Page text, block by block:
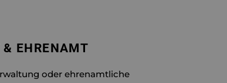
& EHRENAMT
oder ehrenamtliche